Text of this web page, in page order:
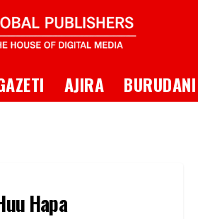
AJIRA BURUDANI
Hapa